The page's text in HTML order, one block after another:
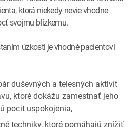
ktorá niekedy nevie vhodne
svojmu blízkemu.
úzkosti je vhodné pacientovi
duševných a telesných aktivít
ktoré dokážu zamestnať jeho
pocit uspokojenia,
techniky, ktoré pomáhajú znížiť